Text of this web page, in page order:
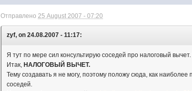
Отправлено25 August 2007 - 07:20
zyf, on 24.08.2007 - 11:17:
Я тут по мере сил консультирую соседей про налоговый
Итак, НАЛОГОВЫЙ ВЫЧЕТ.
Тему создавать я не могу, поэтому положу сюда, как
соседей.